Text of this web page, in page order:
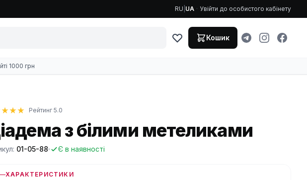
RU UA · Увійти до особистого кабінету
Кошик
1000 грн
Рейтинг 5.0
з білими метеликами
01-05-88 Є в наявності
ХАРАКТЕРИСТИКИ